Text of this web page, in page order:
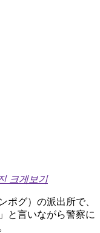
크게보기
ポグ）の派出所で、
と言いながら警察に